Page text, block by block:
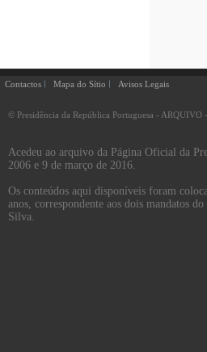
Contactos Mapa do Sítio Avisos Legais
© Presidência da República Portuguesa -
Acedeu ao arquivo da Página Oficial da
2006 e 9 de março de 2016.
Os conteúdos aqui disponíveis foram
anos, correspondente aos dois mandatos
Silva.